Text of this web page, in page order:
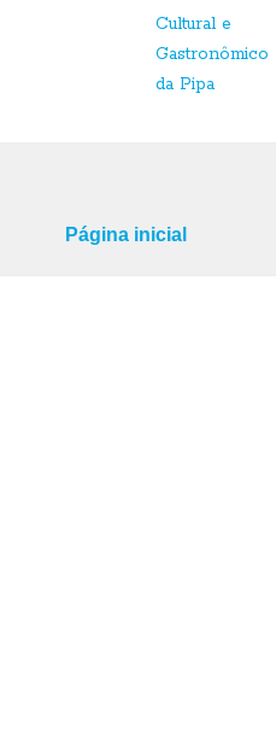
Cultural e
Gastronômico
da Pipa
Página inicial